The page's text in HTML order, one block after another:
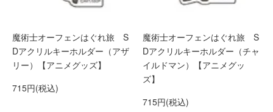
魔術士オーフェンはぐれ旅 S
Dアクリルキーホルダー（アザ
リー）【アニメグッズ】
715円(税込)
魔術士オーフェンはぐれ旅 S
Dアクリルキーホルダー（チャ
イルドマン）【アニメグッ
ズ】
715円(税込)